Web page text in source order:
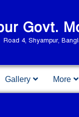
Govt.
Road 4, Shyampur,
Gallery More